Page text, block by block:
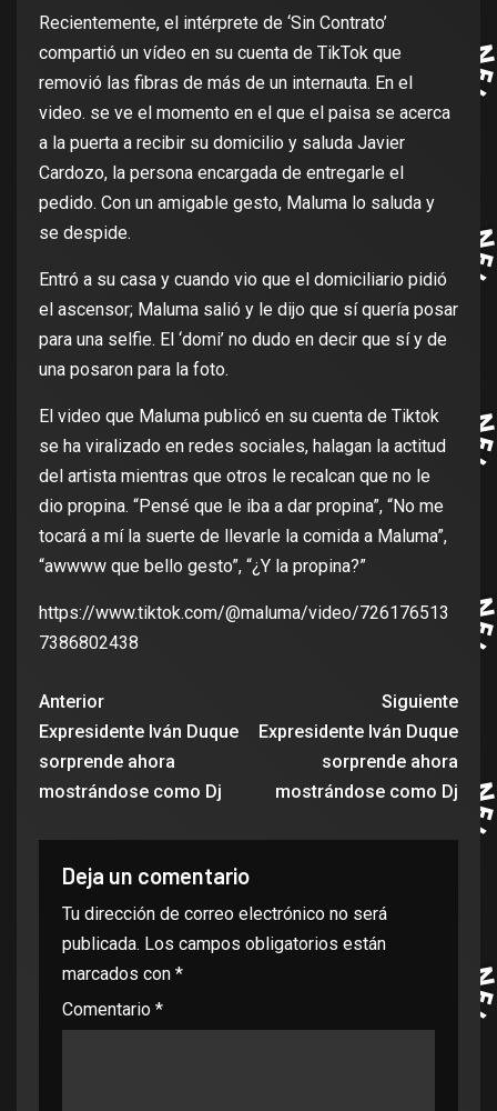
Recientemente, el intérprete de ‘Sin Contrato’
compartió un vídeo en su cuenta de TikTok que
removió las fibras de más de un internauta. En el
video. se ve el momento en el que el paisa se acerca
a la puerta a recibir su domicilio y saluda Javier
Cardozo, la persona encargada de entregarle el
pedido. Con un amigable gesto, Maluma lo saluda y
se despide.
Entró a su casa y cuando vio que el domiciliario pidió
el ascensor; Maluma salió y le dijo que sí quería posar
para una selfie. El ‘domi’ no dudo en decir que sí y de
una posaron para la foto.
El video que Maluma publicó en su cuenta de Tiktok
se ha viralizado en redes sociales, halagan la actitud
del artista mientras que otros le recalcan que no le
dio propina. “Pensé que le iba a dar propina”, “No me
tocará a mí la suerte de llevarle la comida a Maluma”,
“awwww que bello gesto”, “¿Y la propina?”
https://www.tiktok.com/@maluma/video/726176513
7386802438
Anterior
Expresidente Iván Duque
sorprende ahora
mostrándose como Dj
Siguiente
Expresidente Iván Duque
sorprende ahora
mostrándose como Dj
Deja un comentario
Tu dirección de correo electrónico no será
publicada. Los campos obligatorios están
marcados con *
Comentario *